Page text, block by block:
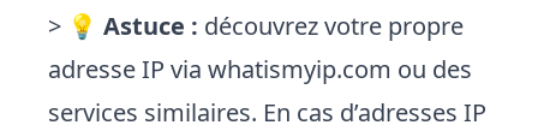
> 💡 Astuce : découvrez votre propre
adresse IP via whatismyip.com ou des
services similaires. En cas d’adresses IP